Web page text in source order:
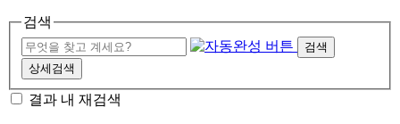
검색
검색
상세검색
결과 내 재검색